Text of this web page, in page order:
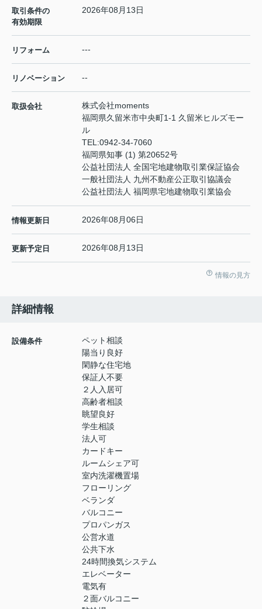
取引条件の
有効期限
2026年08月13日
リフォーム ---
リノベーション --
取扱会社
株式会社moments
福岡県久留米市中央町1-1 久留米ヒルズモー
ル
TEL:0942-34-7060
福岡県知事 (1) 第20652号
公益社団法人 全国宅地建物取引業保証協会
一般社団法人 九州不動産公正取引協議会
公益社団法人 福岡県宅地建物取引業協会
情報更新日 2026年08月06日
更新予定日 2026年08月13日
情報の見方
詳細情報
設備条件
ペット相談
陽当り良好
閑静な住宅地
保証人不要
２人入居可
高齢者相談
眺望良好
学生相談
法人可
カードキー
ルームシェア可
室内洗濯機置場
フローリング
ベランダ
バルコニー
プロパンガス
公営水道
公共下水
24時間換気システム
エレベーター
電気有
２面バルコニー